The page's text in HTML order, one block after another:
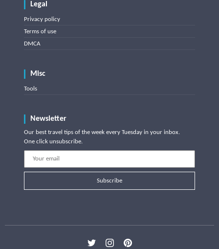
Legal
Privacy policy
Terms of use
DMCA
Misc
Tools
Newsletter
Our best travel tips of the week every Tuesday in your inbox.
One click unsubscribe.
Subscribe